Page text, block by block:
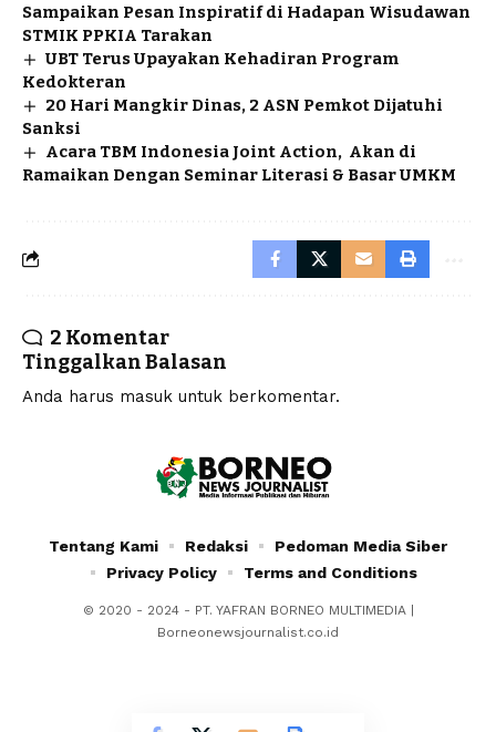
Sampaikan Pesan Inspiratif di Hadapan Wisudawan
STMIK PPKIA Tarakan
UBT Terus Upayakan Kehadiran Program
Kedokteran
20 Hari Mangkir Dinas, 2 ASN Pemkot Dijatuhi
Sanksi
Acara TBM Indonesia Joint Action, Akan di
Ramaikan Dengan Seminar Literasi & Basar UMKM
2 Komentar
Tinggalkan Balasan
Anda harus masuk untuk berkomentar.
© 2020 - 2024 - PT. YAFRAN BORNEO MULTIMEDIA |
Borneonewsjournalist.co.id
Tentang Kami Redaksi
Pedoman Media Siber
Privacy Policy
Terms and Conditions